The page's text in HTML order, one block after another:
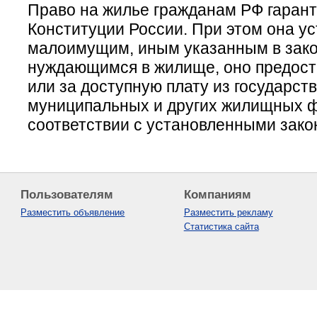
Право на жилье гражданам РФ
Конституции России. При этом она
малоимущим, иным указанным в
нуждающимся в жилище, оно
или за доступную плату из
муниципальных и других жилищных
соответствии с установленными
Пользователям
Разместить объявление
Компаниям
Разместить рекламу
Статистика сайта